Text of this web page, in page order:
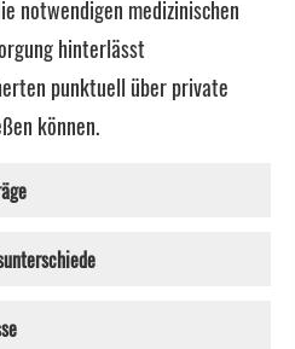
notwendigen medizinischen
hinterlässt
punktuell über private
können.